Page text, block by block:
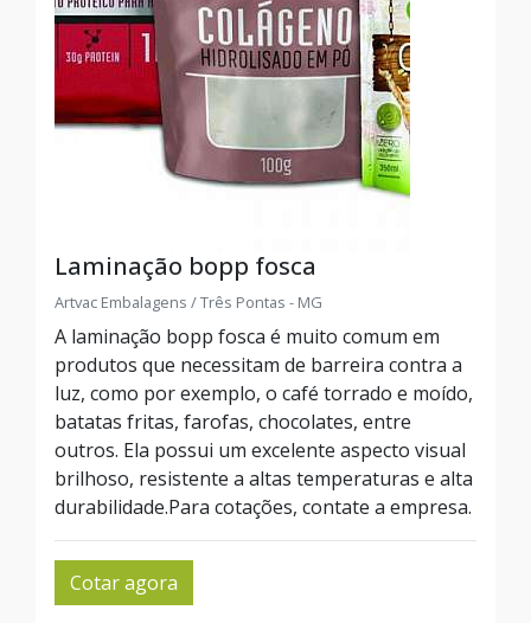
Laminação bopp fosca
Artvac Embalagens / Três Pontas - MG
A laminação bopp fosca é muito comum em
produtos que necessitam de barreira contra a
luz, como por exemplo, o café torrado e moído,
batatas fritas, farofas, chocolates, entre
outros. Ela possui um excelente aspecto visual
brilhoso, resistente a altas temperaturas e alta
durabilidade.Para cotações, contate a empresa.
Cotar agora